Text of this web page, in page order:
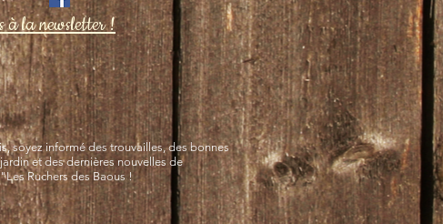
à la newsletter !
soyez informé des trouvailles, des bonnes
et des dernières nouvelles de
Ruchers des Baous !